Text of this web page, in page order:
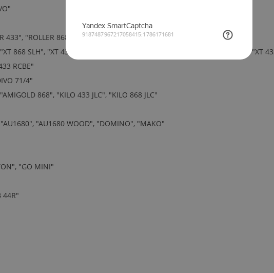
433", "ROLLER 868", "SOL433", "SOL868", "VEGA 433", "VEGA 868"
868 SLH", "XT 433 SLH", "T 868 SLH", "T 433 SLH", "XT 868 SLH BLACK", "XT
RCBE"
71/4"
868", "KILO 433 JLC", "KILO 868 JLC"
"AU1680 WOOD", "DOMINO", "MAKO"
"GO MINI"
44R"